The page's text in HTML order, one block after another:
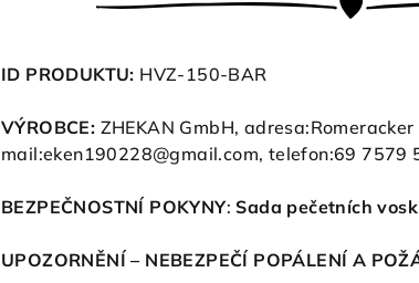
ID PRODUKTU: HVZ-150-BAR
VÝROBCE: ZHEKAN GmbH, adresa
mail:eken190228@gmail.com, telefon:69 7579
BEZPEČNOSTNÍ POKYNY:Sada pečetních
UPOZORNĚNÍ – NEBEZPEČÍ POPÁLENÍ A